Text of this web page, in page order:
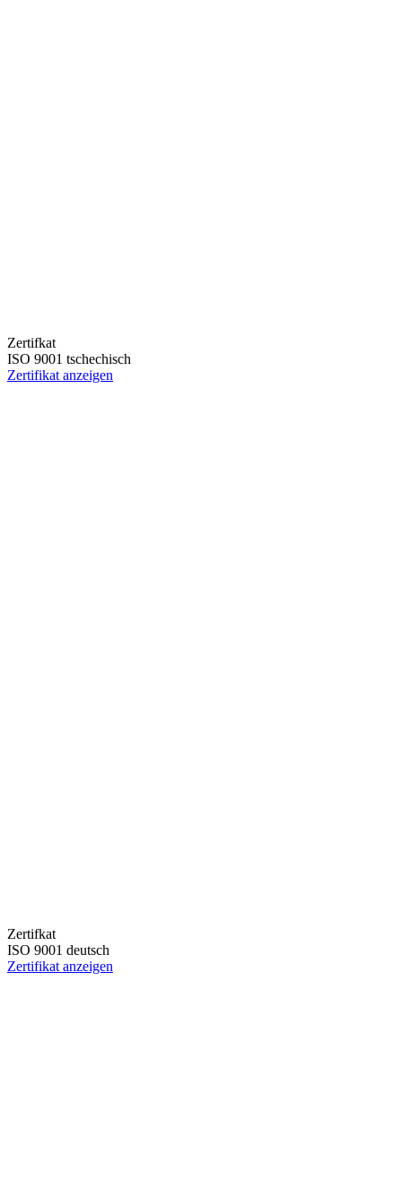
Zertifkat
ISO 9001 tschechisch
Zertifikat anzeigen
Zertifkat
ISO 9001 deutsch
Zertifikat anzeigen